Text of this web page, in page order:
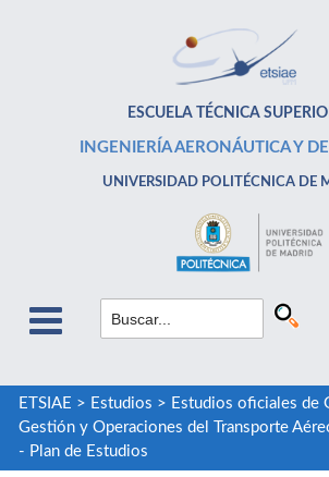
ESCUELA TÉCNICA
INGENIERÍA AERONÁUTICA Y
UNIVERSIDAD POLITÉCNICA DE
ETSIAE > Estudios > Estudios oficiales de
Gestión y Operaciones del Transporte
- Plan de Estudios